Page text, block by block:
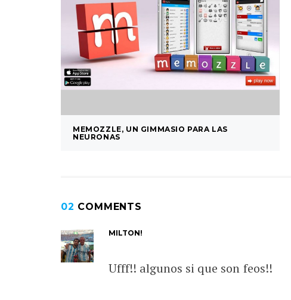
MEMOZZLE, UN GIMMASIO PARA LAS
NEURONAS
02 COMMENTS
MILTON!
Ufff!! algunos si que son feos!!